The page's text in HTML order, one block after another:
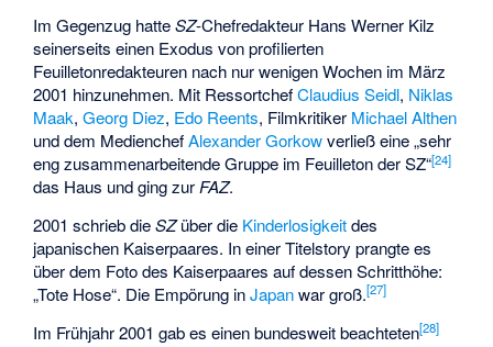
Im Gegenzug hatteSZ-Chefredakteur Hans Werner Kilz
seinerseits einen Exodus von profilierten
Feuilletonredakteuren nach nur wenigen Wochen im März
2001 hinzunehmen. Mit RessortchefClaudius Seidl, Niklas
Maak,Georg Diez, Edo Reents, Filmkritiker Michael Althen
und dem MedienchefAlexander Gorkowverließ eine „sehr
eng zusammenarbeitende Gruppe im Feuilleton der SZ“[24]
das Haus und ging zurFAZ.
2001 schrieb dieSZüber die Kinderlosigkeitdes
japanischen Kaiserpaares. In einer Titelstory prangte es
über dem Foto des Kaiserpaares auf dessen Schritthöhe:
„Tote Hose“. Die Empörung inJapanwar groß.[27]
Im Frühjahr 2001 gab es einen bundesweit beachteten[28]